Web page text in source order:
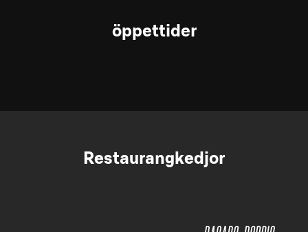
öppettider
Restaurangkedjor